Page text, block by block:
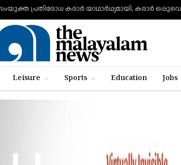
Leisure Sports Education Jobs